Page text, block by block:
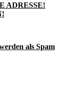
ADRESSE!
als Spam